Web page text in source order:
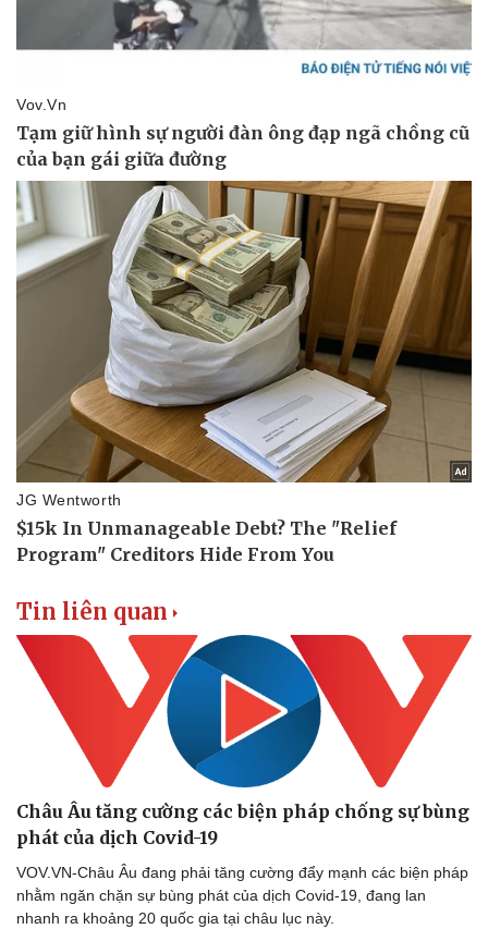
Tin liên quan
Châu Âu tăng cường các biện pháp chống sự bùng
phát của dịch Covid-19
VOV.VN-Châu Âu đang phải tăng cường đẩy mạnh các biện pháp
nhằm ngăn chặn sự bùng phát của dịch Covid-19, đang lan
nhanh ra khoảng 20 quốc gia tại châu lục này.